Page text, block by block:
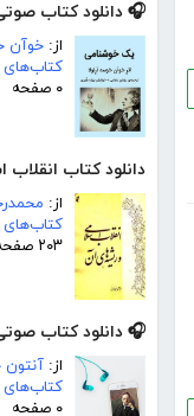
🎧 دانلود کتاب
از: خوآن
کتاب‌های
۰ صفحه
دانلود کتاب
از:
کتاب‌های
۲۰۳ صفحه
🎧 دانلود کتاب
از:
کتاب‌های
۰ صفحه